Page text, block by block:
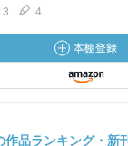
4
作品ランキング・新